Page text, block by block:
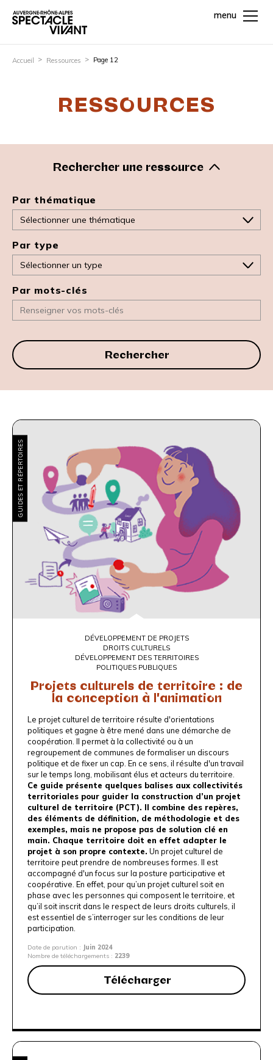
menu
Accueil Ressources Page 12
RESSOURCES
Rechercher une ressource
Par thématique
Par type
Par mots-clés
Rechercher
GUIDES ET RÉPERTOIRES
DÉVELOPPEMENT DE PROJETS
DROITS CULTURELS
DÉVELOPPEMENT DES TERRITOIRES
POLITIQUES PUBLIQUES
Projets culturels de territoire : de
la conception à l'animation
Le projet culturel de territoire résulte d'orientations
politiques et gagne à être mené dans une démarche de
coopération. Il permet à la collectivité ou à un
regroupement de communes de formaliser un discours
politique et de fixer un cap. En ce sens, il résulte d'un travail
sur le temps long, mobilisant élus et acteurs du territoire.
Ce guide présente quelques balises aux collectivités
territoriales pour guider la construction d’un projet
culturel de territoire (PCT). Il combine des repères,
des éléments de définition, de méthodologie et des
exemples, mais ne propose pas de solution clé en
main. Chaque territoire doit en effet adapter le
projet à son propre contexte. Un projet culturel de
territoire peut prendre de nombreuses formes. Il est
accompagné d'un focus sur la posture participative et
coopérative. En effet, pour qu’un projet culturel soit en
phase avec les personnes qui composent le territoire, et
qu’il soit inscrit dans le respect de leurs droits culturels, il
est essentiel de s’interroger sur les conditions de leur
participation.
Date de parution : Juin 2024
Nombre de téléchargements : 2239
Télécharger